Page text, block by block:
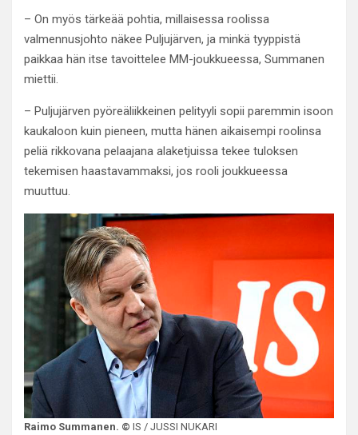
– On myös tärkeää pohtia, millaisessa roolissa
valmennusjohto näkee Puljujärven, ja minkä tyyppistä
paikkaa hän itse tavoittelee MM-joukkueessa, Summanen
miettii.
– Puljujärven pyöreäliikkeinen pelityyli sopii paremmin isoon
kaukaloon kuin pieneen, mutta hänen aikaisempi roolinsa
peliä rikkovana pelaajana alaketjuissa tekee tuloksen
tekemisen haastavammaksi, jos rooli joukkueessa
muuttuu.
Raimo Summanen. © IS / JUSSI NUKARI